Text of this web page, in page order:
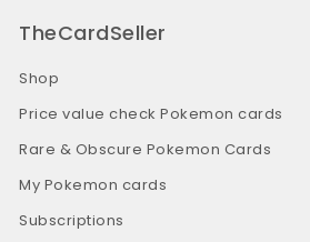
TheCardSeller
Shop
Price value check Pokemon cards
Rare & Obscure Pokemon Cards
My Pokemon cards
Subscriptions